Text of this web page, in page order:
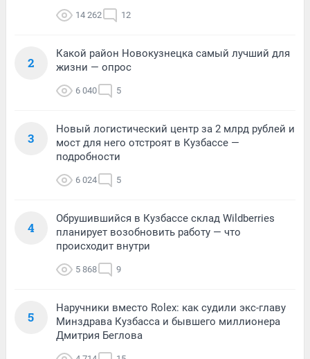
14 262 12
2
Какой район Новокузнецка самый лучший для
жизни — опрос
6 040 5
3
Новый логистический центр за 2 млрд рублей и
мост для него отстроят в Кузбассе —
подробности
6 024 5
4
Обрушившийся в Кузбассе склад Wildberries
планирует возобновить работу — что
происходит внутри
5 868 9
5
Наручники вместо Rolex: как судили экс-главу
Минздрава Кузбасса и бывшего миллионера
Дмитрия Беглова